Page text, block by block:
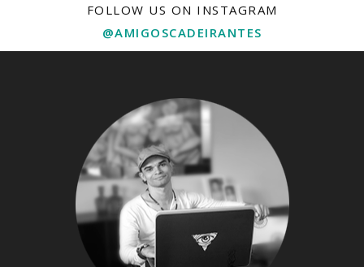
FOLLOW US ON INSTAGRAM
@AMIGOSCADEIRANTES